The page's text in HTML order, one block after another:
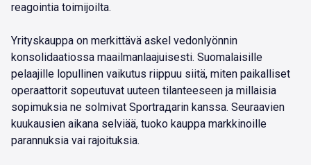
reagointia toimijoilta.
Yrityskauppa on merkittävä askel vedonlyönnin
konsolidaatiossa maailmanlaajuisesti. Suomalaisille
pelaajille lopullinen vaikutus riippuu siitä, miten paikalliset
operaattorit sopeutuvat uuteen tilanteeseen ja millaisia
sopimuksia ne solmivat Sportrадаrin kanssa. Seuraavien
kuukausien aikana selviää, tuoko kauppa markkinoille
parannuksia vai rajoituksia.